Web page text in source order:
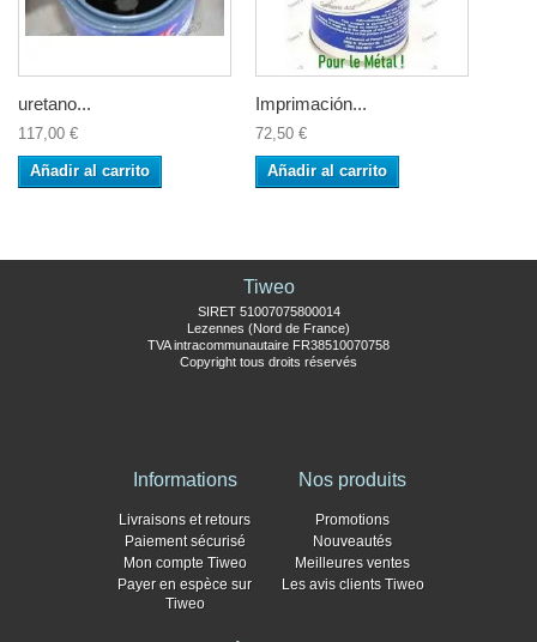
uretano...
117,00 €
Añadir al carrito
Imprimación...
72,50 €
Añadir al carrito
Tiweo
SIRET 51007075800014
Lezennes (Nord de France)
TVA intracommunautaire FR38510070758
Copyright tous droits réservés
Informations
Livraisons et retours
Paiement sécurisé
Mon compte Tiweo
Payer en espèce sur
Tiweo
Nos produits
Promotions
Nouveautés
Meilleures ventes
Les avis clients Tiweo